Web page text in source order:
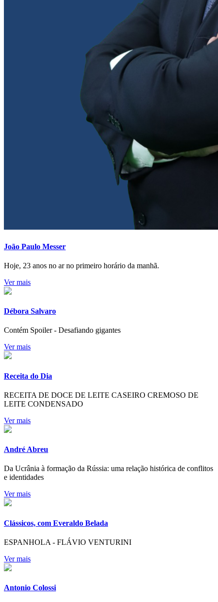
João Paulo Messer
Hoje, 23 anos no ar no primeiro horário da manhã.
Ver mais
Débora Salvaro
Contém Spoiler - Desafiando gigantes
Ver mais
Receita do Dia
RECEITA DE DOCE DE LEITE CASEIRO CREMOSO DE
LEITE CONDENSADO
Ver mais
André Abreu
Da Ucrânia à formação da Rússia: uma relação histórica de conflitos
e identidades
Ver mais
Clássicos, com Everaldo Belada
ESPANHOLA - FLÁVIO VENTURINI
Ver mais
Antonio Colossi